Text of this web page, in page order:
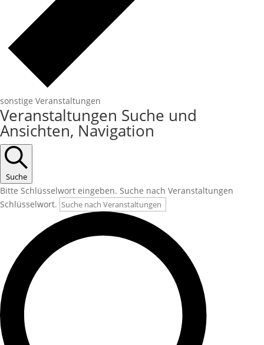
sonstige Veranstaltungen
Veranstaltungen
Veranstaltungen Suche und
Ansichten, Navigation
Suche
Bitte Schlüsselwort eingeben. Suche nach Veranstaltungen
Schlüsselwort.